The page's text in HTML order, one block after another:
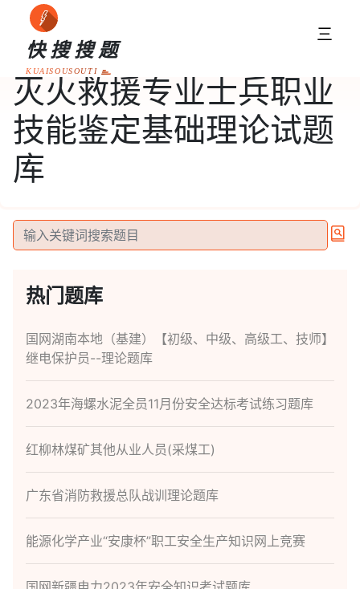
快搜搜题
KUAISOUSOUTI
三
灭火救援专业士兵职业
技能鉴定基础理论试题
库
热门题库
国网湖南本地（基建）【初级、中级、高级工、技师】
继电保护员--理论题库
2023年海螺水泥全员11月份安全达标考试练习题库
红柳林煤矿其他从业人员(采煤工)
广东省消防救援总队战训理论题库
能源化学产业“安康杯”职工安全生产知识网上竞赛